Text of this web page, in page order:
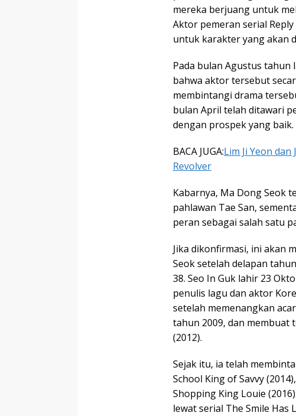
mereka berjuang untuk
Aktor pemeran serial
untuk karakter yang akan
Pada bulan Agustus tahun
bahwa aktor tersebut
membintangi drama
bulan April telah ditawari
dengan prospek yang baik.
BACA JUGA:Lim Ji Yeon
Revolver
Kabarnya, Ma Dong Seok
pahlawan Tae San,
peran sebagai salah satu
Jika dikonfirmasi, ini akan
Seok setelah delapan
38. Seo In Guk lahir 23
penulis lagu dan aktor
setelah memenangkan
tahun 2009, dan membuat
(2012).
Sejak itu, ia telah
School King of Savvy
Shopping King Louie
lewat serial The Smile Has